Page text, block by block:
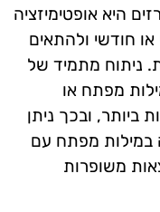
היא אופטימיזציה
חודשי ולהתאים
ניתוח מתמיד של
מפתח או
ביותר, ובכך ניתן
מפתח עם
משופרות